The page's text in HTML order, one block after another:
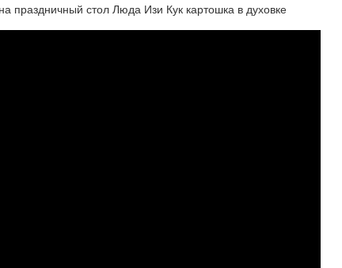
стол Люда Изи Кук картошка в духовке